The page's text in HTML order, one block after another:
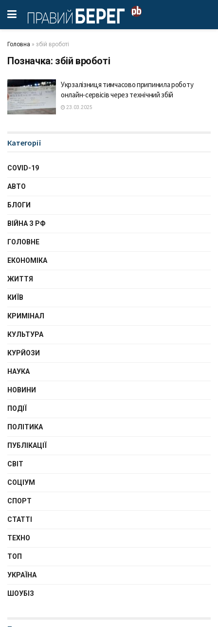
Головна » збій вроботі
Позначка: збій вроботі
Укрзалізниця тимчасово припинила роботу
онлайн-сервісів через технічний збій
23.03.2025
Категорії
COVID-19
АВТО
БЛОГИ
ВІЙНА З РФ
ГОЛОВНЕ
ЕКОНОМІКА
ЖИТТЯ
КИЇВ
КРИМІНАЛ
КУЛЬТУРА
КУРЙОЗИ
НАУКА
НОВИНИ
ПОДІЇ
ПОЛІТИКА
ПУБЛІКАЦІЇ
СВІТ
СОЦІУМ
СПОРТ
СТАТТІ
ТЕХНО
ТОП
УКРАЇНА
ШОУБІЗ